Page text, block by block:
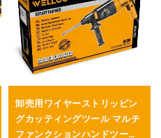
卸売用ワイヤーストリッピン
グカッティングツール マルチ
ファンクションハンドツール